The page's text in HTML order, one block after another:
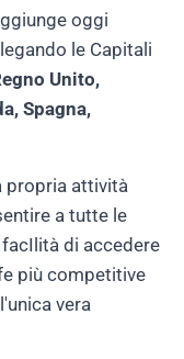
oggi
le Capitali
Unito,
Spagna,
propria attività
a tutte le
di accedere
più competitive
vera